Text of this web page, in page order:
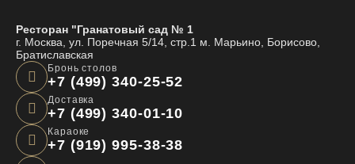
Ресторан "Гранатовый сад № 1
г. Москва, ул. Поречная 5/14, стр.1 м. Марьино, Борисово,
Братиславская
Бронь столов
+7 (499) 340-25-52
Доставка
+7 (499) 340-01-10
Караоке
+7 (919) 995-38-38